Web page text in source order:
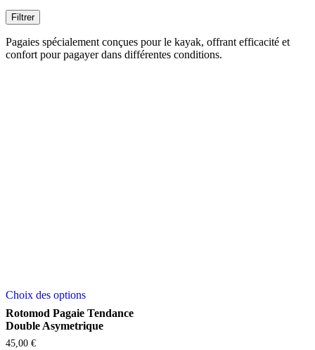
Filtrer
Pagaies spécialement conçues pour le kayak, offrant efficacité et
confort pour pagayer dans différentes conditions.
Choix des optionsproduit
a
plusieurs
variations.
Rotomod Pagaie Tendance
Double Asymetrique
45,00 €